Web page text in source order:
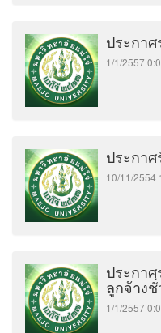
ประกา
1/1/2557
ประกา
10/11/
ประกา
ลูกจ้าง
1/1/2557